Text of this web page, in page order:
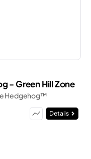
- Green Hill Zone
Hedgehog™
Details